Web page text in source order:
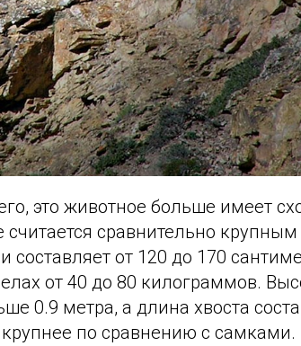
это животное больше имеет
сравнительно крупным
от 120 до 170
от 40 до 80 килограммов.
0.9 метра, а длина хвоста
по сравнению с самками.